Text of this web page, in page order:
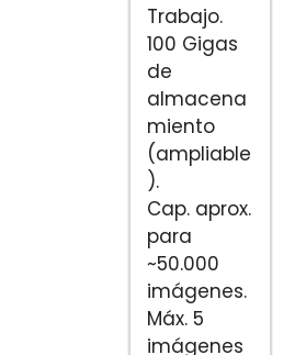
Trabajo.
100 Gigas
de
almacena
miento
(ampliable
).
Cap. aprox.
para
~50.000
imágenes.
Máx. 5
imágenes